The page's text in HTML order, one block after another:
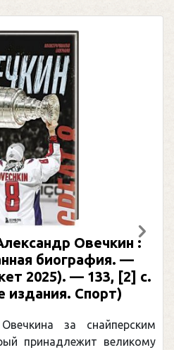
Овечкин :
биография. —
2025). — 133, [2] с.
издания. Спорт)
за снайперским
принадлежит великому